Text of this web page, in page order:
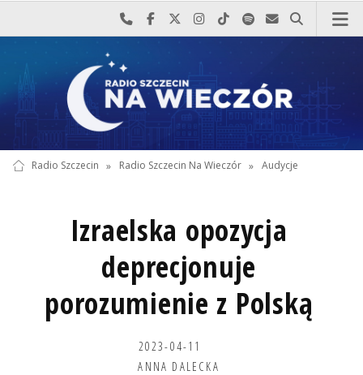
Najlepiej po prostu do nas zadzwoń
Odwiedź nas na Facebook-u
Odwiedź nas na X
Odwiedź nas na Instagram-ie
Odwiedź nas na TikTok-u
Szukaj nas na Spotify
Wyślij do nas
Szukaj
Radio Szczecin » Radio Szczecin Na Wieczór » Audycje
Izraelska opozycja
deprecjonuje
porozumienie z Polską
2023-04-11
ANNA DALECKA